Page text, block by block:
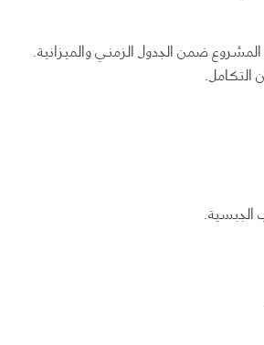
ضمن الجدول الزمني والميزانية.
التكامل.
الجبسية.